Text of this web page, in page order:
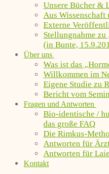
Unsere Bücher &
Aus Wissenschaft
Externe
Stellungnahme
(in Bunte,
Über uns
Was ist das
Willkommen im
Eigene Studie zu
Bericht vom
Fragen und Antworten
Bio-identische /
das große FAQ
Die Rimkus-
Antworten für
Antworten für
Kontakt